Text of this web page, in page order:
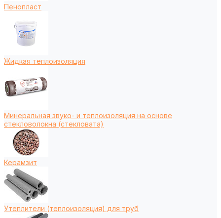
Пенопласт
Жидкая теплоизоляция
Минеральная звуко- и теплоизоляция на основе
стекловолокна (стекловата)
Керамзит
Утеплители (теплоизоляция) для труб